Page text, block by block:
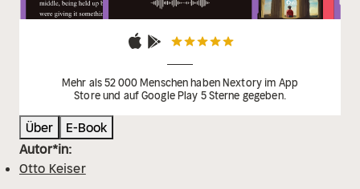
Mehr als 52 000 Menschen haben Nextory im App
Store und auf Google Play 5 Sterne gegeben.
Über
E-Book
Autor*in:
Otto Keiser